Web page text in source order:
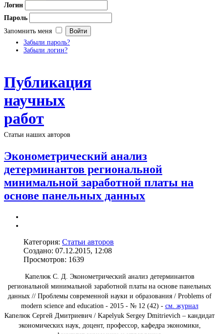
Логин
Пароль
Запомнить меня
Забыли пароль?
Забыли логин?
Публикация
научных
работ
Статьи наших авторов
Эконометрический анализ
детерминантов региональной
минимальной заработной платы на
основе панельных данных
Категория: Статьи авторов
Создано: 07.12.2015, 12:08
Просмотров: 1639
Капелюк С. Д. Эконометрический анализ детерминантов
региональной минимальной заработной платы на основе панельных
данных // Проблемы современной науки и образования / Problems of
modern science and education - 2015 - № 12 (42) - см. журнал
Капелюк Сергей Дмитриевич / Kapelyuk Sergey Dmitrievich – кандидат
экономических наук, доцент, профессор, кафедра экономики,